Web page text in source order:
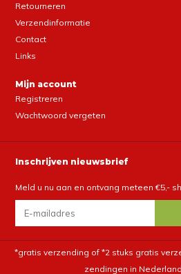
Retourneren
Verzendinformatie
Contact
Links
Mijn account
Registreren
Wachtwoord vergeten
Inschrijven nieuwsbrief
Meld u nu aan en ontvang meteen €5,-
*gratis verzending of *2 stuks gratis
zendingen in